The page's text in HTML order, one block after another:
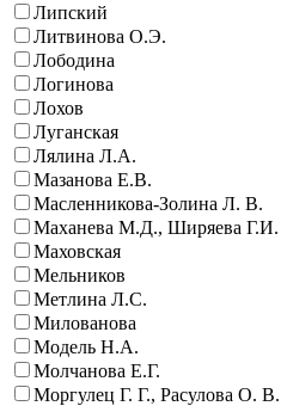
Липский
Литвинова О.Э.
Лободина
Логинова
Лохов
Луганская
Лялина Л.А.
Мазанова Е.В.
Масленникова-Золина Л. В.
Маханева М.Д., Ширяева Г.И.
Маховская
Мельников
Метлина Л.С.
Милованова
Модель Н.А.
Молчанова Е.Г.
Моргулец Г. Г., Расулова О. В.